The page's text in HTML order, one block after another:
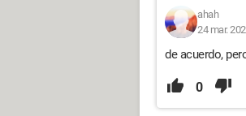
ahah
24 mar.
de acuerdo,
0